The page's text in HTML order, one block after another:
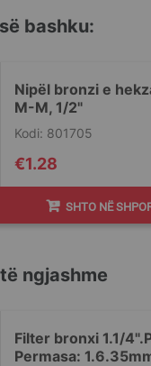
bashku:
Nipël bronzi e
M-M, 1/2"
€1.28
Kodi: 801705
SHTO NË
ngjashme
Filter bronxi 1.1/
Permasa: